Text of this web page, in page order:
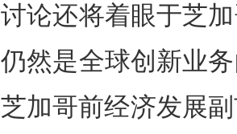
讨论还将着眼于芝
仍然是全球创新业
芝加哥前经济发展